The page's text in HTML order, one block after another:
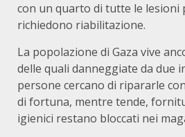
con un quarto di tutte le lesioni
richiedono riabilitazione.
La popolazione di Gaza vive
delle quali danneggiate da due
persone cercano di ripararle
di fortuna, mentre tende,
igienici restano bloccati nei